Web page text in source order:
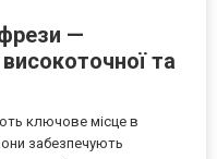
—
та
ключове місце в
забезпечують